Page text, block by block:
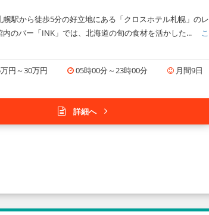
駅から徒歩5分の好立地にある「クロスホテル札幌」のレ
のバー「INK」では、北海道の旬の食材を活かした... こ
円～30万円 05時00分～23時00分 月間9日
詳細へ